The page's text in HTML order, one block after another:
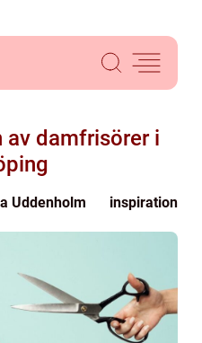
av damfrisörer i
Uddenholm inspiration